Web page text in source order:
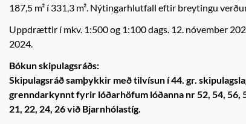
187,5 m² í 331,3 m². Nýtingarhlutfall eftir breytingu
Uppdrættir í mkv. 1:500 og 1:100 dags. 12. nóvember
2024.
Bókun skipulagsráðs:
Skipulagsráð samþykkir með tilvísun í 44. gr.
grenndarkynnt fyrir lóðarhöfum lóðanna nr 52, 54, 56,
21, 22, 24, 26 við Bjarnhólastíg.